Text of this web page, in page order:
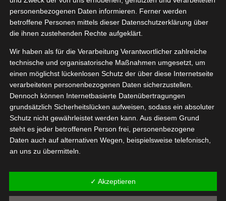
YAMAY Smartwatch SWO22
März 28, 2021 | Kooperation
Weiterlesen
personenbezogenen Daten informieren. Ferner werden
betroffene Personen mittels dieser Datenschutzerklärung über
die ihnen zustehenden Rechte aufgeklärt.
Wir haben als für die Verarbeitung Verantwortlicher zahlreiche
technische und organisatorische Maßnahmen umgesetzt, um
einen möglichst lückenlosen Schutz der über diese Internetseite
verarbeiteten personenbezogenen Daten sicherzustellen.
Dennoch können Internetbasierte Datenübertragungen
grundsätzlich Sicherheitslücken aufweisen, sodass ein absoluter
Schutz nicht gewährleistet werden kann. Aus diesem Grund
steht es jeder betroffenen Person frei, personenbezogene
Daten auch auf alternativen Wegen, beispielsweise telefonisch,
an uns zu übermitteln.
Begriffsbestimmungen
Die Datenschutzerklärung beruht auf den Begrifflichkeiten, die
✓ Akzeptieren